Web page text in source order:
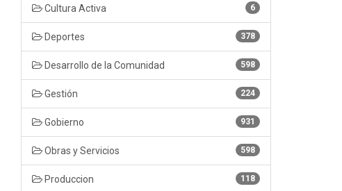
6
Cultura Activa
378
Deportes
598
Desarrollo de la Comunidad
224
Gestión
931
Gobierno
598
Obras y Servicios
118
Produccion